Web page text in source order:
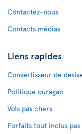
Contactez-nous
Contacts médias
Liens rapides
Convertisseur de
Politique ouragan
Vols pas chers
Forfaits tout inclus